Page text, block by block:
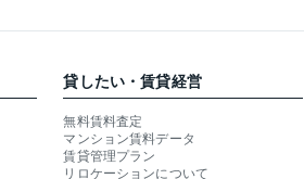
貸したい・賃貸経営
無料賃料査定
マンション賃料データ
賃貸管理プラン
リロケーションについて